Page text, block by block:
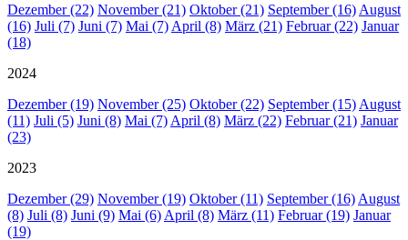
Dezember (22) November (21) Oktober (21) September (16) August
(16) Juli (7) Juni (7) Mai (7) April (8) März (21) Februar (22) Januar
(18)
2024
Dezember (19) November (25) Oktober (22) September (15) August
(11) Juli (5) Juni (8) Mai (7) April (8) März (22) Februar (21) Januar
(23)
2023
Dezember (29) November (19) Oktober (11) September (16) August
(8) Juli (8) Juni (9) Mai (6) April (8) März (11) Februar (19) Januar
(19)